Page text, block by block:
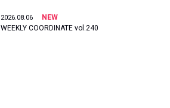
2026.08.06
NEW
WEEKLY COORDINATE vol.240